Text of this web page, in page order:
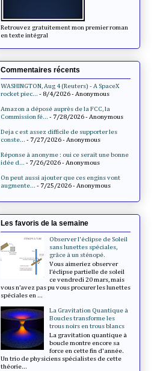
Retrouvez gratuitement mon premier roman
en texte intégral
Commentaires récents
WASHINGTON, Aug 4 (Reuters) - A SpaceX
rocket piec... - 8/4/2026- Anonymous
Amazon a déposé auprès de la FCC, la
Commission fé... - 7/28/2026- Anonymous
Deja c est assez difficile de supporter les
conste... - 7/27/2026- Anonymous
Réponse à anonyme : oui ce serait une bonne
idée d... - 7/26/2026- Anonymous
On peut aussi ajouter que ces engins vont
augmente... - 7/25/2026- Anonymous
Les favoris de la semaine
Observer l'éclipse de Soleil
sans lunettes spéciales,
grâce à un sténopé.
Vous aimeriez observer
l’éclipse partielle de soleil
ce vendredi 20 mars, mais
vous n’avez pas pu vous procurer les lunettes
spéciales en ...
La Gravitation Quantique à
Boucles transforme les
trous noirs en trous blancs
La gravitation quantique à
boucle montre encore sa
force en cette fin d'année.
Un trio de physiciens spécialistes de cette
théorie...